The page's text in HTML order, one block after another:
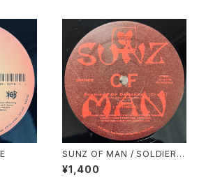
SUNZ OF MAN / SOLDIERS
OF DARKNESS
¥1,400